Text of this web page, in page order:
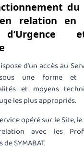
du
relation en
d’Urgence
d’un accès au
une forme et
et moyens
les plus appropriés.
opéré sur le Site,
avec les
SYMABAT.